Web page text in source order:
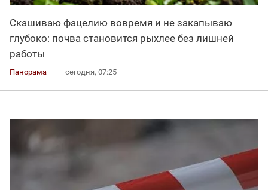
Скашиваю фацелию вовремя и не закапываю
глубоко: почва становится рыхлее без лишней
работы
Панорама сегодня, 07:25